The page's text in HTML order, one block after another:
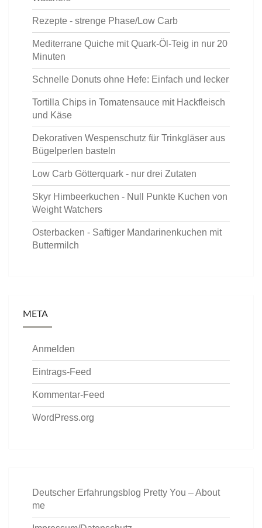
Rezepte - strenge Phase/Low Carb
Mediterrane Quiche mit Quark-Öl-Teig in nur 20
Minuten
Schnelle Donuts ohne Hefe: Einfach und lecker
Tortilla Chips in Tomatensauce mit Hackfleisch
und Käse
Dekorativen Wespenschutz für Trinkgläser aus
Bügelperlen basteln
Low Carb Götterquark - nur drei Zutaten
Skyr Himbeerkuchen - Null Punkte Kuchen von
Weight Watchers
Osterbacken - Saftiger Mandarinenkuchen mit
Buttermilch
META
Anmelden
Eintrags-Feed
Kommentar-Feed
WordPress.org
Deutscher Erfahrungsblog Pretty You – About
me